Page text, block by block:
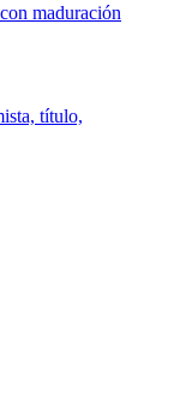
maduración
título,